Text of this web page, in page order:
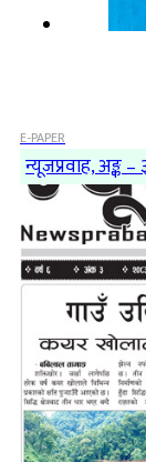
E-PAPER
न्यूजप्रवाह, अङ्क